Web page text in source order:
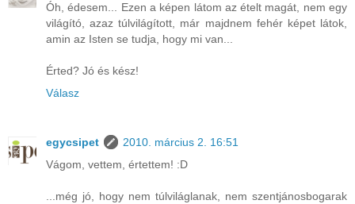
Óh, édesem... Ezen a képen látom az ételt magát, nem egy
világító, azaz túlvilágított, már majdnem fehér képet látok,
amin az Isten se tudja, hogy mi van...
Érted? Jó és kész!
Válasz
egycsipet
2010. március 2. 16:51
Vágom, vettem, értettem! :D
...még jó, hogy nem túlviláglanak, nem szentjánosbogarak